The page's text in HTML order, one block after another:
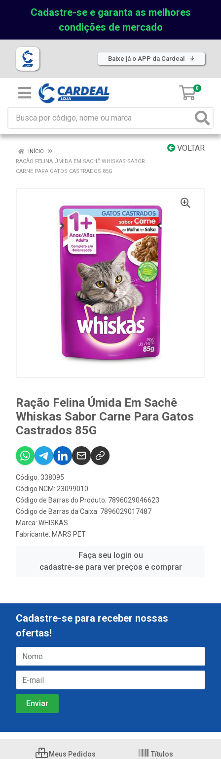
Cadastre-se e garanta as melhores
condições de mercado
Baixe já o APP da Cardeal
0
VOLTAR
INÍCIO
RAÇÃO FELINA ÚMIDA EM SACHÊ WHISKAS SABOR
CARNE PARA GATOS CASTRADOS 85G
Ração Felina Úmida Em Sachê
Whiskas Sabor Carne Para Gatos
Castrados 85G
Código: 338095
Código NCM: 23099010
Código de Barras do Produto: 7896029046623
Código de Barras da Caixa: 7896029017487
Marca: WHISKAS
Fabricante: MARS PET
Faça seu login ou
cadastre-se para ver preços e comprar
Cadastre-se para receber nossas
ofertas!
Meus Pedidos Títulos